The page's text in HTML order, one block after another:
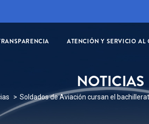
ATENCIÓN Y SERVICIO AL
NOTICIAS
Soldados de Aviación cursan el